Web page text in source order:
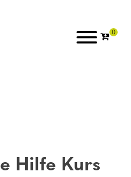
Hilfe Kurs